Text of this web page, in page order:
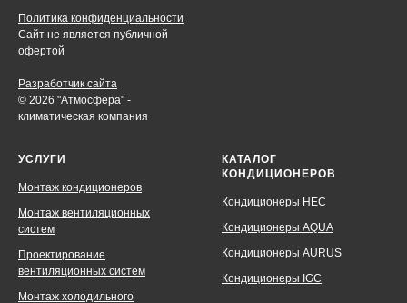
Политика конфиденциальности
Сайт не является публичной
офертой
Разработчик сайта
© 2026 "Атмосфера" -
климатическая компания
УСЛУГИ
Монтаж кондиционеров
Монтаж вентиляционных
систем
Проектирование
вентиляционных систем
Монтаж холодильного
КАТАЛОГ
КОНДИЦИОНЕРОВ
Кондиционеры HEC
Кондиционеры AQUA
Кондиционеры AURUS
Кондиционеры IGC